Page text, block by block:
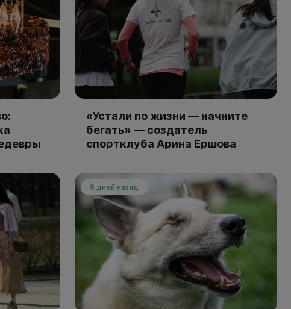
«Устали по жизни — начните
бегать» — создатель
спортклуба Арина Ершова
9 дней назад